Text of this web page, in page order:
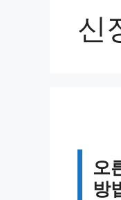
신
오
방